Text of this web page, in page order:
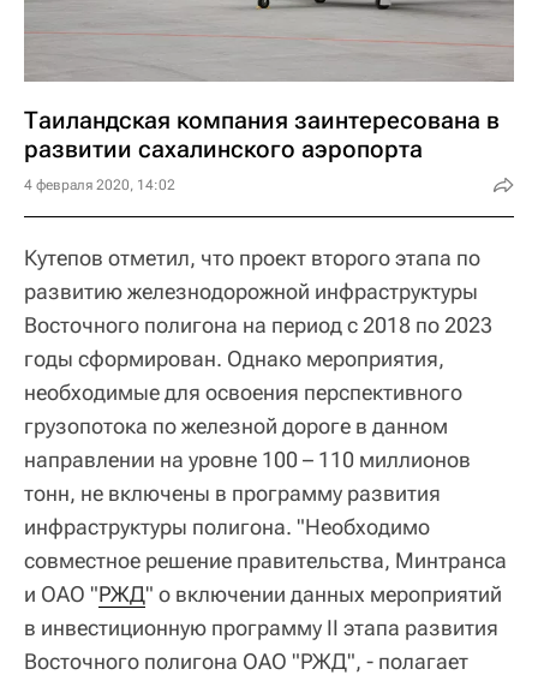
Таиландская компания заинтересована в
развитии сахалинского аэропорта
4 февраля 2020, 14:02
Кутепов отметил, что проект второго этапа по
развитию железнодорожной инфраструктуры
Восточного полигона на период с 2018 по 2023
годы сформирован. Однако мероприятия,
необходимые для освоения перспективного
грузопотока по железной дороге в данном
направлении на уровне 100 – 110 миллионов
тонн, не включены в программу развития
инфраструктуры полигона. "Необходимо
совместное решение правительства, Минтранса
и ОАО "РЖД" о включении данных мероприятий
в инвестиционную программу II этапа развития
Восточного полигона ОАО "РЖД", - полагает